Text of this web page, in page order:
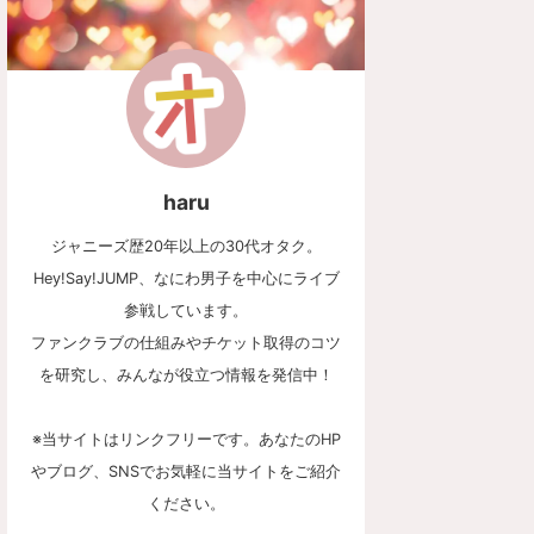
haru
ジャニーズ歴20年以上の30代オタク。
Hey!Say!JUMP、なにわ男子を中心にライブ
参戦しています。
ファンクラブの仕組みやチケット取得のコツ
を研究し、みんなが役立つ情報を発信中！
※当サイトはリンクフリーです。あなたのHP
やブログ、SNSでお気軽に当サイトをご紹介
ください。